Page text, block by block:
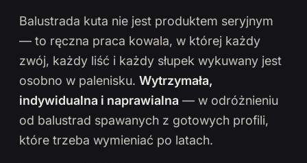
Balustrada kuta nie jest produktem seryjnym
— to ręczna praca kowala, w której każdy
zwój, każdy liść i każdy słupek wykuwany jest
osobno w palenisku. Wytrzymała,
indywidualna i naprawialna — w odróżnieniu
od balustrad spawanych z gotowych profili,
które trzeba wymieniać po latach.